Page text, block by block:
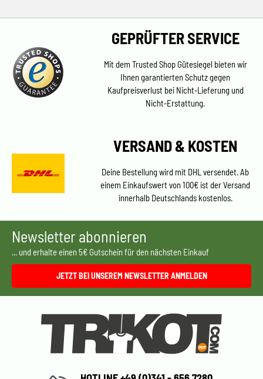
GEPRÜFTER SERVICE
Mit dem Trusted Shop Gütesiegel bieten wir
Ihnen garantierten Schutz gegen
Kaufpreisverlust bei Nicht-Lieferung und
Nicht-Erstattung.
VERSAND & KOSTEN
Deine Bestellung wird mit DHL versendet. Ab
einem Einkaufswert von 100€ ist der Versand
innerhalb Deutschlands kostenlos.
Newsletter abonnieren
... und erhalte einen 5€ Gutschein für den nächsten Einkauf
JETZT BEI UNSEREM NEWSLETTER ANMELDEN